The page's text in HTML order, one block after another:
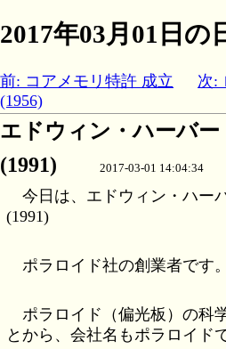
2017年03月01日の
前: コアメモリ特許 成立
(1956)
次:
エドウィン・ハーバー
(1991)
2017-03-01 14:04:34
今日は、エドウィン・ハー
(1991)
ポラロイド社の創業者です。
ポラロイド（偏光板）の科
とから、会社名もポラロイド